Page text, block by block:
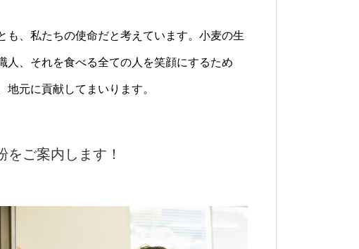
も、私たちの使命だと考えています。小麦の生
、それを食べる全ての人を笑顔にするため
元に貢献してまいります。
ご案内します！